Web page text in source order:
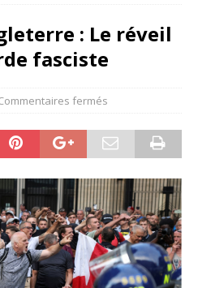
: Le réveil
fasciste
fermés